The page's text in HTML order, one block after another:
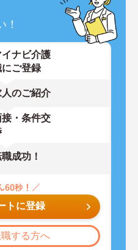
！
イナビ介護
にご登録
人のご紹介
接・条件交
成功！
トに登録
する方へ